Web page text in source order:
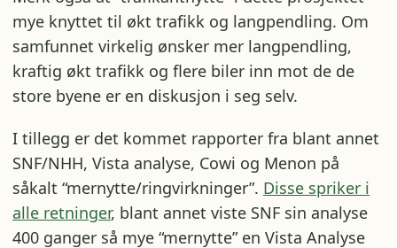
mye knyttet til økt trafikk og langpendling. Om
samfunnet virkelig ønsker mer langpendling,
kraftig økt trafikk og flere biler inn mot de de
store byene er en diskusjon i seg selv.
I tillegg er det kommet rapporter fra blant annet
SNF/NHH, Vista analyse, Cowi og Menon på
såkalt “mernytte/ringvirkninger”. Disse spriker i
alle retninger, blant annet viste SNF sin analyse
400 ganger så mye “mernytte” en Vista Analyse